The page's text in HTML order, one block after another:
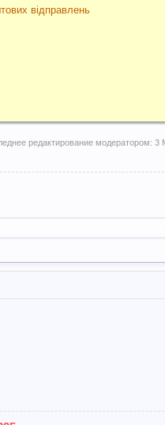
відправлень
редактирование модератором: 3